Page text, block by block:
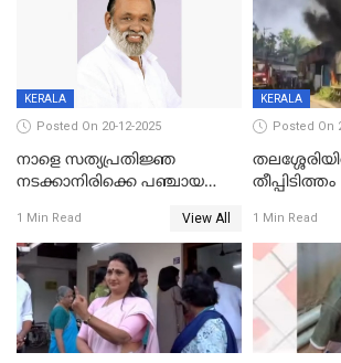
KERALA
Posted On 20-12-2025
നാളെ സത്യപ്രതിജ്ഞ
നടക്കാനിരിക്കെ പഞ്ചായത്ത്
1 Min Read View All
KERALA
Posted On
തീപ്പിടിത്തം
1 Min Read